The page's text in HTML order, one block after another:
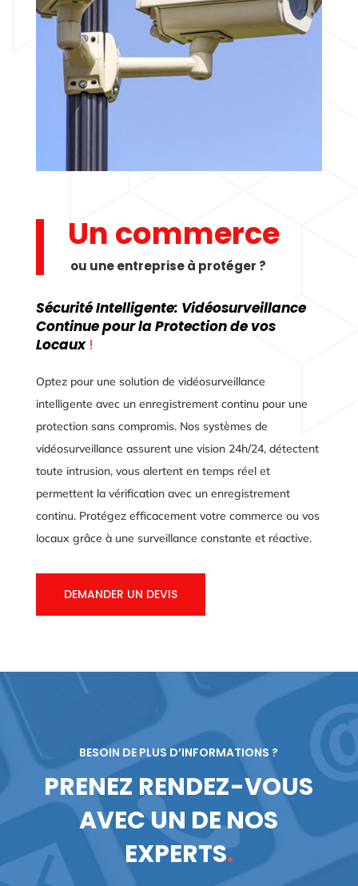
Un commerce
ou une entreprise à protéger ?
Sécurité Intelligente: Vidéosurveillance
Continue pour la Protection de vos
Locaux !
Optez pour une solution de vidéosurveillance
intelligente avec un enregistrement continu pour une
protection sans compromis. Nos systèmes de
vidéosurveillance assurent une vision 24h/24, détectent
toute intrusion, vous alertent en temps réel et
permettent la vérification avec un enregistrement
continu. Protégez efficacement votre commerce ou vos
locaux grâce à une surveillance constante et réactive.
DEMANDER UN DEVIS
BESOIN DE PLUS D’INFORMATIONS ?
PRENEZ RENDEZ-VOUS
AVEC UN DE NOS
EXPERTS.